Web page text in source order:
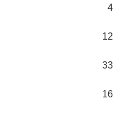
4
12
33
16